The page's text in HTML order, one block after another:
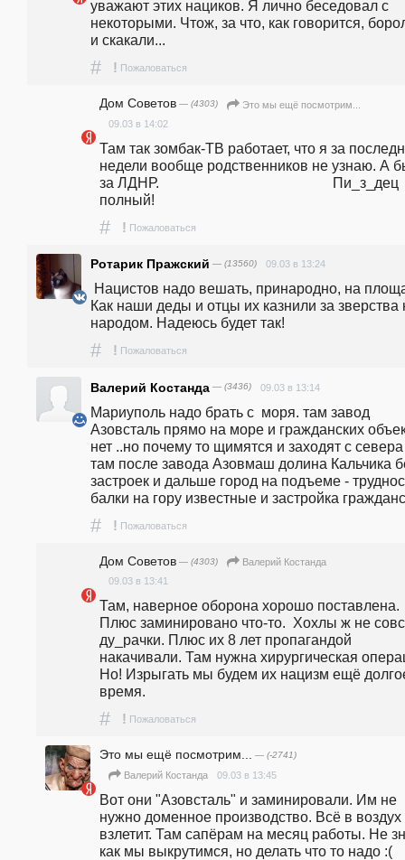
уважают этих нациков. Я лично беседовал с
некоторыми. Чтож, за что, как говорится,
и скакали...
# ! Пожаловаться
Дом Советов — (4303)
Это мы ещё посмотрим...
09.03 в 14:02
Там так зомбак-ТВ работает, что я за
недели вообще родственников не узнаю. А
за ЛДНР.                                                Пи_з_дец
полный!
# ! Пожаловаться
Ротарик Пражский — (13560) 09.03 в 13:24
Как наши деды и отцы их казнили за зверства
народом. Надеюсь будет так!
# ! Пожаловаться
Валерий Костанда — (3436) 09.03 в 13:14
Мариуполь надо брать с  моря. там завод
Азовсталь прямо на море и гражданских
нет ..но почему то щимятся и заходят с
там после завода Азовмаш долина Кальчика
застроек и дальше город на подъеме -
# ! Пожаловаться
Дом Советов — (4303)
Валерий Костанда
09.03 в 13:41
Там, наверное оборона хорошо поставлена.
Плюс заминировано что-то.  Хохлы ж не
ду_рачки. Плюс их 8 лет пропагандой
накачивали. Там нужна хирургическая
Но! Изрыгать мы будем их нацизм ещё
время.
# ! Пожаловаться
Это мы ещё посмотрим... — (-2741)
Валерий Костанда 09.03 в 13:45
Вот они "Азовсталь" и заминировали. Им не
нужно доменное производство. Всё в воздух
взлетит. Там сапёрам на месяц работы. Не
как мы выкрутимся, но делать что то надо :(